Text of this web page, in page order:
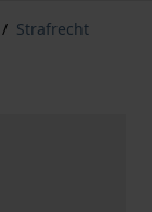
/ Strafrecht